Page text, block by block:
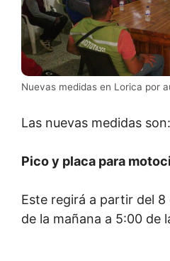
Nuevas medidas en Lorica por
Las nuevas medidas son:
Pico y placa para
Este regirá a partir del
de la mañana a 5:00 de